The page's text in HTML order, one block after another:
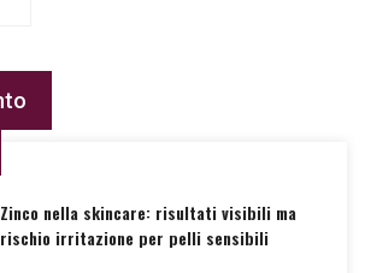
Zinco nella skincare: risultati visibili ma
rischio irritazione per pelli sensibili